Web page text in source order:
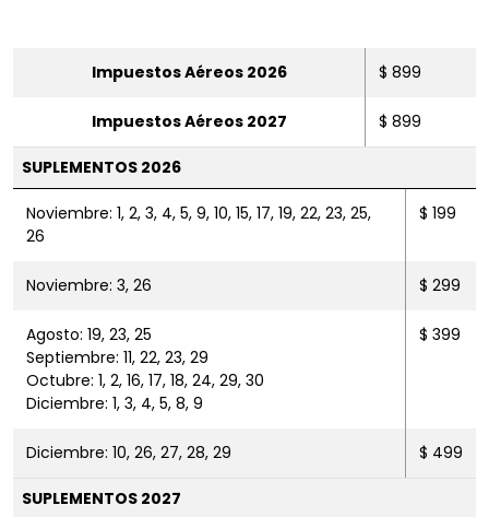
Impuestos Aéreos 2026 $ 899
Impuestos Aéreos 2027 $ 899
SUPLEMENTOS 2026
Noviembre: 1, 2, 3, 4, 5, 9, 10, 15, 17, 19, 22, 23, 25,
26
$ 199
Noviembre: 3, 26 $ 299
Agosto: 19, 23, 25
Septiembre: 11, 22, 23, 29
Octubre: 1, 2, 16, 17, 18, 24, 29, 30
Diciembre: 1, 3, 4, 5, 8, 9
$ 399
Diciembre: 10, 26, 27, 28, 29 $ 499
SUPLEMENTOS 2027